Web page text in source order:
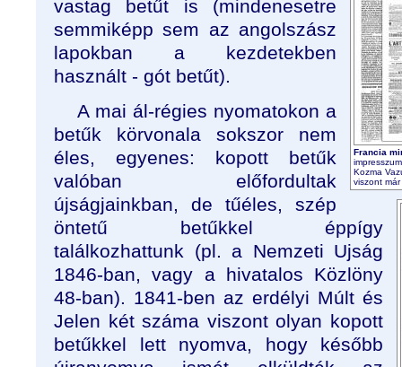
Francia
Kozma
viszont
vastag betűt is (mindenesetre
semmiképp sem az angolszász
lapokban a kezdetekben
használt - gót betűt).
A mai ál-régies nyomatokon a
betűk körvonala sokszor nem
éles, egyenes: kopott betűk
valóban előfordultak
újságjainkban, de tűéles, szép
öntetű betűkkel éppígy
találkozhattunk (pl. a Nemzeti Ujság
1846-ban, vagy a hivatalos Közlöny
48-ban). 1841-ben az erdélyi Múlt és
Jelen két száma viszont olyan kopott
betűkkel lett nyomva, hogy később